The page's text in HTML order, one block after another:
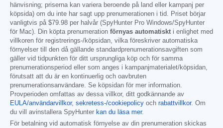
hänvisning; priserna kan variera beroende på land eller kampanj per
köpsida) om du inte har sagt upp prenumerationen i tid. Priset börjar
vanligtvis på $79.98 per halvår (SpyHunter Pro Windows/SpyHunter
för Mac). Din köpta prenumeration förnyas automatiskt i enlighet med
villkoren för registrerings-/köpsidan, vilka föreskriver automatiska
förnyelser till den då gällande standardprenumerationsavgiften som
gäller vid tidpunkten för ditt ursprungliga köp och för samma
prenumerationsperiod eller som anges i kampanjmaterialet/köpsidan,
förutsatt att du är en kontinuerlig och oavbruten
prenumerationsanvändare. Se köpsidan för mer information.
Provperioden omfattas av dessa villkor, ditt godkännande av
EULA/användarvillkor, sekretess-/cookiepolicy och rabattvillkor. Om
du vill avinstallera SpyHunter kan du läsa mer.
För betalning vid automatisk förnyelse av din prenumeration skickas